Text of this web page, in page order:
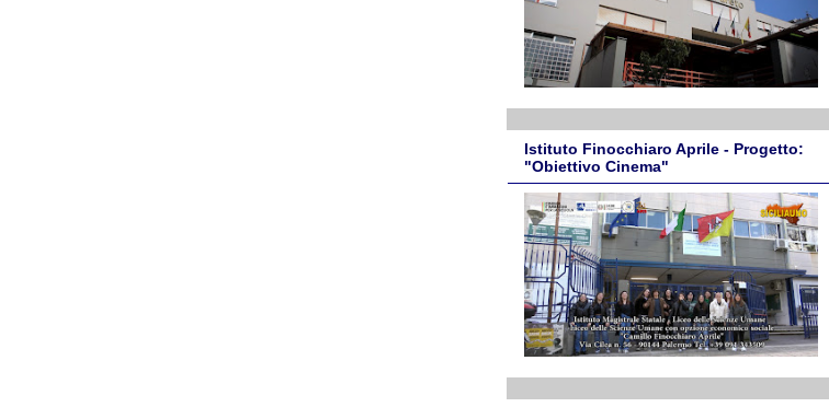
Istituto Finocchiaro Aprile - Progetto:
"Obiettivo Cinema"